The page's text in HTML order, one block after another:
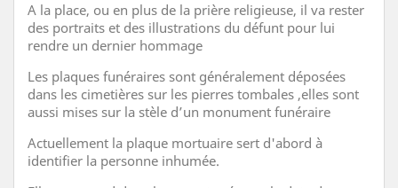
A la place, ou en plus de la prière religieuse, il va rester
des portraits et des illustrations du défunt pour lui
rendre un dernier hommage
Les plaques funéraires sont généralement déposées
dans les cimetières sur les pierres tombales ,elles sont
aussi mises sur la stèle d’un monument funéraire
Actuellement la plaque mortuaire sert d'abord à
identifier la personne inhumée.